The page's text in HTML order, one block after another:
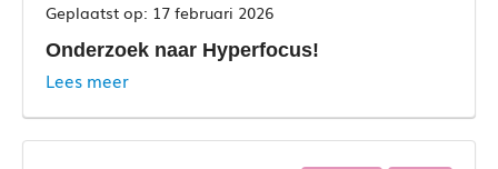
17 februari 2026
Onderzoek naar Hyperfocus!
Lees meer